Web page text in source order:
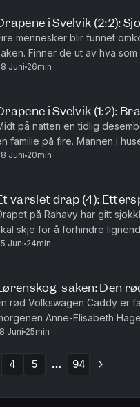
i Svelvik (2:2):
mennesker blir funnet
Finner de ut av hva
Steiro
Juni 26min
i Svelvik (1:2):
på natten en tidlig
familie på fire. Mannen i
Gard Steiro
Juni 20min
varslet drap (4):
på Rahavy har gitt
skje for å forhindre
Krimkommentator Øystein
Juni 24min
saken: Den
rød Volkswagen Caddy er
Anne-Elisabeth
der? Krimkommentator
Juni 25min
4 5 94